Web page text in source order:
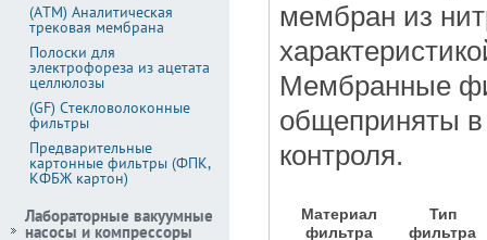
мембран из
Мембранные
общеприняты в
контроля.
Материал
фильтра
Тип
фильтра
(АТМ) Аналитическая
трековая мембрана
Полоски для
электрофореза из ацетата
целлюлозы
(GF) Стекловолоконные
фильтры
Предварительные
картонные фильтры (ФПК,
КФБЖ картон)
Лабораторные вакуумные
насосы и компрессоры